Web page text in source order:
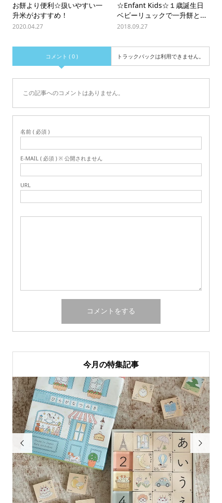
お餅より便利☆扱いやすい一
升米がおすすめ！
2020.04.27
☆Enfant Kids☆１歳誕生日
ベビーリュックで一升餅と...
2018.09.27
コメント ( 0 ) トラックバックは利用できません。
この記事へのコメントはありません。
名前 ( 必須 )
E-MAIL ( 必須 ) ※ 公開されません
URL
今月の特集記事
 